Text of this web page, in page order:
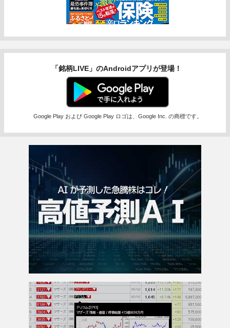
「銘柄LIVE」のAndroidアプリが登場！
Google Play および Google Play ロゴは、Google Inc. の商標です。